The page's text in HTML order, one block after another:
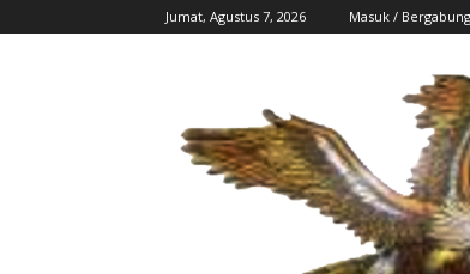
Jumat, Agustus 7, 2026 Masuk / Bergabung